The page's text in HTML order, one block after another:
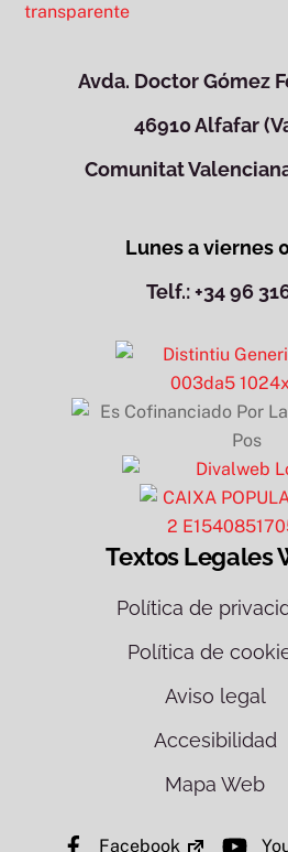
Avda. Doctor Gómez
46910 Alfafar
Comunitat
Lunes a viernes
Telf.: +34 96
Textos Legales
Política de
Política de
Aviso legal
Accesibilidad
Mapa Web
Facebook